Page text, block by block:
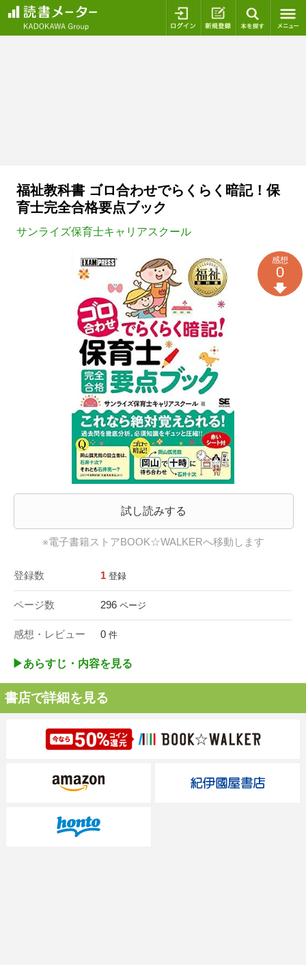
ログイン 新規登録
福祉教科書 ゴロ合わせでらくらく暗記！保
育士完全合格要点ブック
サンライズ保育士キャリアスクール
試し読みする
※電子書籍ストアBOOK☆WALKERへ移動します
登録数 1 登録
ページ数 296 ページ
感想・レビュー 0 件
感想
0
▶︎あらすじ・内容を見る
書店で詳細を見る